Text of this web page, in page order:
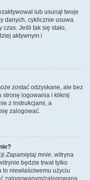
lub usunął twoje
danych, cyklicznie usuwa
Jeśli tak się stało,
aktywnym i
zostać odzyskane, ale bez
stronę logowania i kliknij
z instrukcjami, a
zalogować.
Zapamiętaj mnie, witryna
będzie trwał tylko
niewłaściwemu użyciu
zalogowanym/zalogowaną,